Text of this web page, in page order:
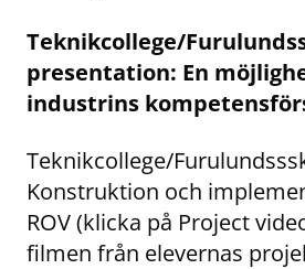
Teknikcollege/
presentation: En
industrins
Teknikcollege/
Konstruktion och
ROV (klicka på Project
filmen från elevernas